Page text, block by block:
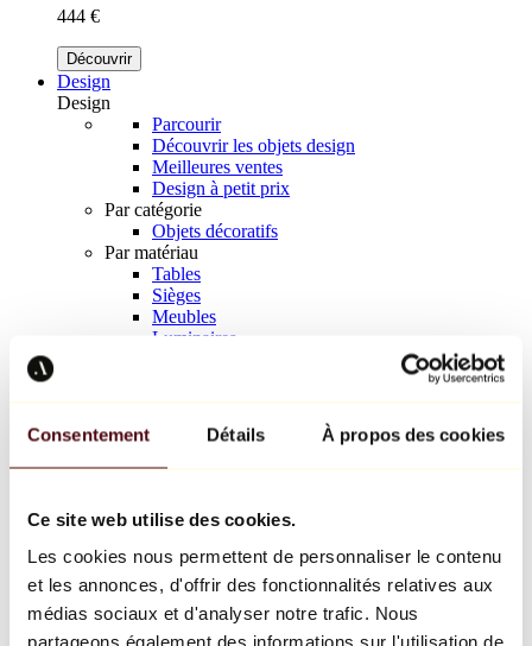
Consentement Détails À propos des cookies
Ce site web utilise des cookies.
Les cookies nous permettent de personnaliser le contenu
et les annonces, d'offrir des fonctionnalités relatives aux
médias sociaux et d'analyser notre trafic. Nous
partageons également des informations sur l'utilisation de
444 €
Découvrir
Design
Design
Parcourir
Découvrir les objets design
Meilleures ventes
Design à petit prix
Par catégorie
Objets décoratifs
Par matériau
Tables
Sièges
Meubles
Luminaires
Richard Orlinski
Keith Haring
Jeff Koons
Jean-Michel Basquiat
Tous les designers
Œuvre de la semaine